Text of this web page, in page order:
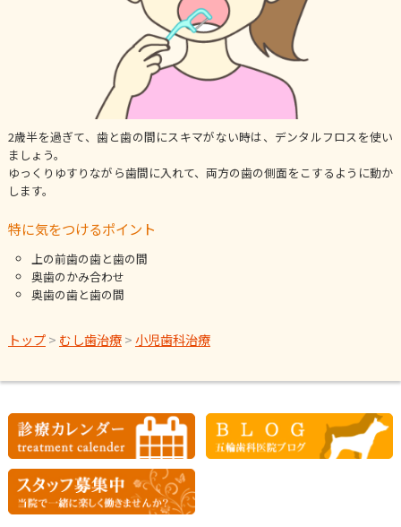
2歳半を過ぎて、歯と歯の間にスキマがない時は、デンタルフロスを使い
ましょう。
ゆっくりゆすりながら歯間に入れて、両方の歯の側面をこするように動か
します。
特に気をつけるポイント
上の前歯の歯と歯の間
奥歯のかみ合わせ
奥歯の歯と歯の間
トップ> むし歯治療>小児歯科治療